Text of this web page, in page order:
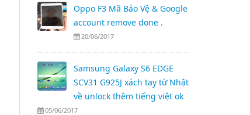
Oppo F3 Mã Bảo Vệ & Google
account remove done .
20/06/2017
Samsung Galaxy S6 EDGE
SCV31 G925J xách tay từ Nhật
về unlock thêm tiếng việt ok
05/06/2017